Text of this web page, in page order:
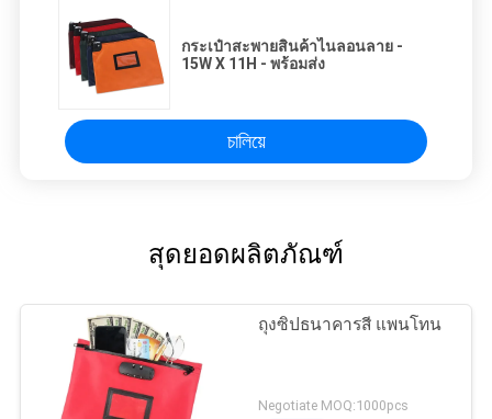
กระเป๋าสะพายสินค้าไนลอนลาย -
15W X 11H - พร้อมส่ง
চালিয়ে
สุดยอดผลิตภัณฑ์
ถุงซิปธนาคารสี แพนโทน
Negotiate MOQ:1000pcs